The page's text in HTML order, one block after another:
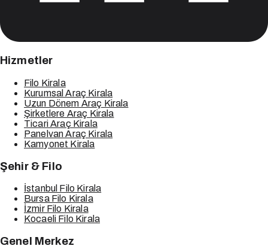
Hizmetler
Filo Kirala
Kurumsal Araç Kirala
Uzun Dönem Araç Kirala
Şirketlere Araç Kirala
Ticari Araç Kirala
Panelvan Araç Kirala
Kamyonet Kirala
Şehir & Filo
İstanbul Filo Kirala
Bursa Filo Kirala
İzmir Filo Kirala
Kocaeli Filo Kirala
Genel Merkez